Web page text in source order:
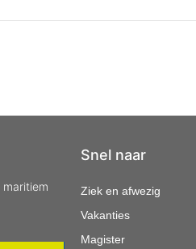
Snel naar
Ziek en afwezig
Vakanties
Magister